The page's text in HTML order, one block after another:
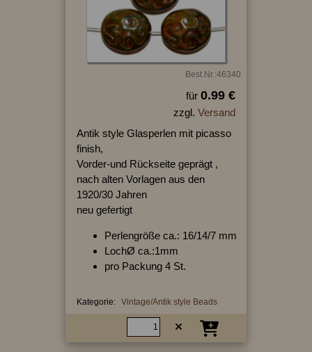
Best.Nr.:46340
für 0.99 €
zzgl. Versand
Antik style Glasperlen mit picasso
finish,
Vorder-und Rückseite geprägt ,
nach alten Vorlagen aus den
1920/30 Jahren
neu gefertigt
Perlengröße ca.: 16/14/7 mm
LochØ ca.:1mm
pro Packung 4 St.
Kategorie: Vintage/Antik style Beads